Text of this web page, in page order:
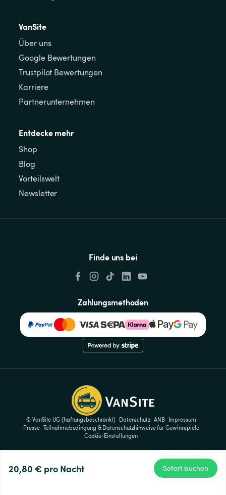
20,80 € pro Nacht Sofort buchen
VanSite
Über uns
Google Bewertungen
Trustpilot Bewertungen
Karriere
Partnerunternehmen
Entdecke mehr
Shop
Blog
Vorteilswelt
Newsletter
Finde uns bei
Zahlungsmethoden
© VanSite UG (haftungsbeschränkt) Datenschutz ANB
Impressum
Presse Teilnahmebedingung & Datenschutzhinweise für Gewinnspiele
Cookie-Einstellungen